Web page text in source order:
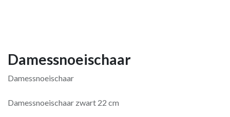
Damessnoeischaar
Damessnoeischaar
Damessnoeischaar zwart 22 cm